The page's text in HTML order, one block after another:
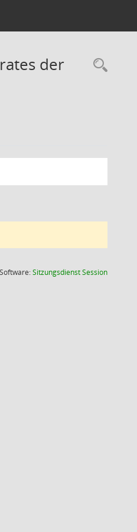
der
Software:SitzungsdienstSession(Wird in